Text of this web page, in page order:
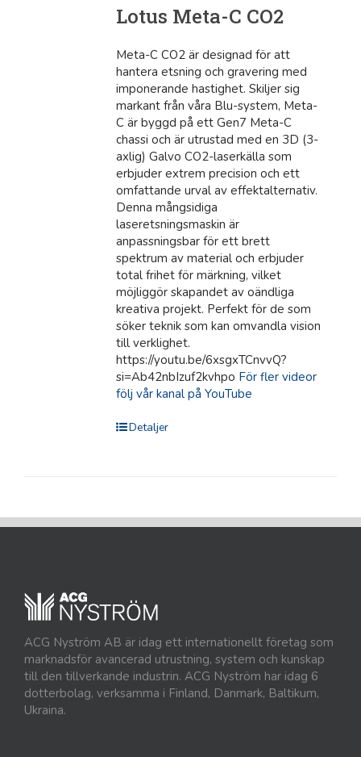
Lotus Meta-C CO2
Meta-C CO2 är designad för att
hantera etsning och gravering med
imponerande hastighet. Skiljer sig
markant från våra Blu-system, Meta-
C är byggd på ett Gen7 Meta-C
chassi och är utrustad med en 3D (3-
axlig) Galvo CO2-laserkälla som
erbjuder extrem precision och ett
omfattande urval av effektalternativ.
Denna mångsidiga
laseretsningsmaskin är
anpassningsbar för ett brett
spektrum av material och erbjuder
total frihet för märkning, vilket
möjliggör skapandet av oändliga
kreativa projekt. Perfekt för de som
söker teknik som kan omvandla vision
till verklighet.
https://youtu.be/6xsgxTCnvvQ?
si=Ab42nbIzuf2kvhpo För fler videor
följ vår kanal på YouTube
Detaljer
ACG Nyström AB är idag ett internationellt företag som
marknadsför avancerad utrustning, system och kunskap
till den tillverkande industrin. ACG Nyström har idag 6
dotterbolag, verksamma i Finland, Danmark, Baltikum,
Ukraina.